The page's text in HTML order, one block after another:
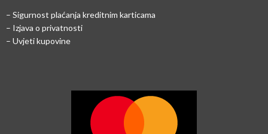
– Sigurnost plaćanja kreditnim karticama
– Izjava o privatnosti
– Uvjeti kupovine